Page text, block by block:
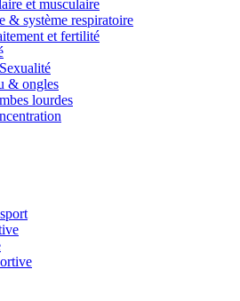
et musculaire
& système respiratoire
et fertilité
& ongles
lourdes